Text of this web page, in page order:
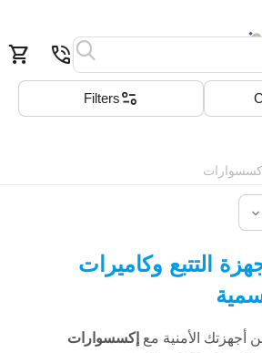
Filters
اكسسوارات
التتبع وكاميرات
الأمنية مع إكسسوارات
بحث السلة قائمة المفضلة